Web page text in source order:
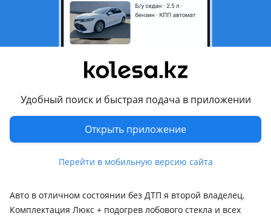
Удобный поиск и быстрая подача в приложении
Открыть приложение
Перейти в мобильную версию сайта
Хэтчбек
Объем двигателя, л
110 000 км
Робот
Привод
Передний привод
Руль
Слева
Растаможен в Казахстане
Да
Авто в отличном состоянии без ДТП я второй владелец.
Комплектация Люкс + подогрев лобового стекла и всех